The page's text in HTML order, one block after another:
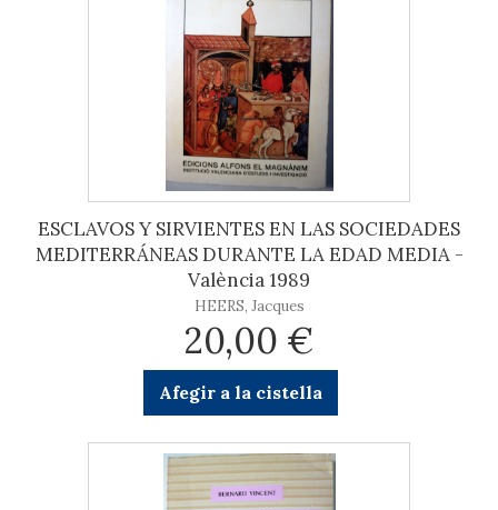
ESCLAVOS Y SIRVIENTES EN LAS SOCIEDADES
MEDITERRÁNEAS DURANTE LA EDAD MEDIA -
València 1989
HEERS, Jacques
20,00 €
Afegir a la cistella